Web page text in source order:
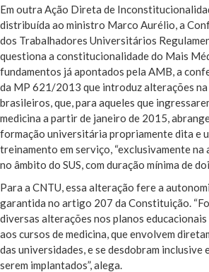
Em outra Ação Direta de
distribuída ao ministro Marco Aurélio, a
dos Trabalhadores Universitários
questiona a constitucionalidade do Mais
fundamentos já apontados pela AMB, a
da MP 621/2013 que introduz alterações
brasileiros, que, para aqueles que
medicina a partir de janeiro de 2015,
formação universitária propriamente dita e
treinamento em serviço, “exclusivamente na
no âmbito do SUS, com duração mínima de
Para a CNTU, essa alteração fere a
garantida no artigo 207 da Constituição.
diversas alterações nos planos
aos cursos de medicina, que envolvem
das universidades, e se desdobram inclusive
serem implantados”, alega.